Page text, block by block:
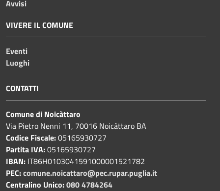
Avvisi
VIVERE IL COMUNE
Eventi
Luoghi
CONTATTI
Comune di Noicàttaro
Via Pietro Nenni 11, 70016 Noicàttaro BA
Codice Fiscale:05165930727
Partita IVA:05165930727
IBAN: IT86H0103041591000001521782
PEC:comune.noicattaro@pec.rupar.puglia.it
Centralino Unico:080 4784264